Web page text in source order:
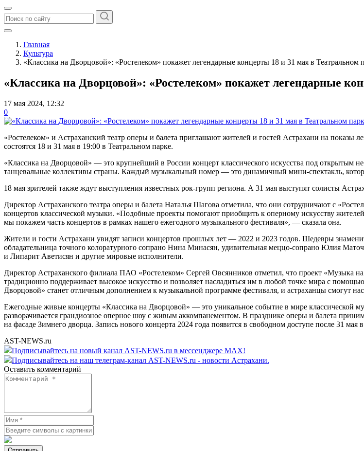
Главная
Культура
«Классика на Дворцовой»: «Ростелеком» покажет легендарные концерты 18 и 31 мая в Театральном
«Классика на Дворцовой»: «Ростелеком» покажет легендарные
17 мая 2024, 12:32
0
«Ростелеком» и Астраханский театр оперы и балета приглашают жителей и гостей Астрахани на
состоятся 18 и 31 мая в 19:00 в Театральном парке.
«Классика на Дворцовой» — это крупнейший в России концерт классического искусства под открытым
танцевальные коллективы страны. Каждый музыкальный номер — это динамичный мини-спектакль,
18 мая зрителей также ждут выступления известных рок-групп региона. А 31 мая выступят солисты
Директор Астраханского театра оперы и балета Наталья Шагова отметила, что они сотрудничают с
концертов классической музыки. «Подобные проекты помогают приобщить к оперному искусству
мы покажем часть концертов в рамках нашего ежегодного музыкального фестиваля», — сказала она.
Жители и гости Астрахани увидят записи концертов прошлых лет — 2022 и 2023 годов. Шедевры
обладательница точного колоратурного сопрано Нина Минасян, удивительная меццо-сопрано Юлия
и Липарит Аветисян и другие мировые исполнители.
Директор Астраханского филиала ПАО «Ростелеком» Сергей Овсянников отметил, что проект «Музыка
традиционно поддерживает высокое искусство и позволяет насладиться им в любой точке мира с
Дворцовой» станет отличным дополнением к музыкальной программе фестиваля, и астраханцы смогут
Ежегодные живые концерты «Классика на Дворцовой» — это уникальное событие в мире классической
разворачивается грандиозное оперное шоу с живым аккомпанементом. В празднике оперы и балета
на фасаде Зимнего дворца. Запись нового концерта 2024 года появится в свободном доступе после 31 мая
AST-NEWS.ru
Подписывайтесь на новый канал AST-NEWS.ru в мессенджере MAX!
Подписывайтесь на наш телеграм-канал AST-NEWS.ru - новости Астрахани.
Оставить комментарий